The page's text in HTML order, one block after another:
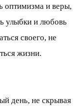
оптимизма и веры,
улыбки и любовь
своего, не
жизни.
день, не скрывая